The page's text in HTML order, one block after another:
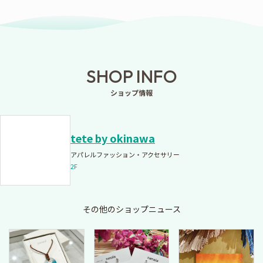
SHOP INFO
ショップ情報
tete by okinawa
アパレルファッション・アクセサリー
2F
その他のショップニュース